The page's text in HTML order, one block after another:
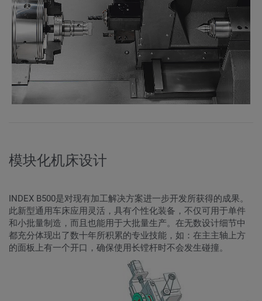
模块化机床设计
INDEX B500是对现有加工解决方案进一步开发所获得的成果。
此新型通用车床应用灵活，具有个性化装备，不仅可用于单件
和小批量制造，而且也能用于大批量生产。在无数设计细节中
都充分体现出了数十年所积累的专业技能，如：在主主轴上方
的面板上有一个开口，确保使用长镗杆时不会发生碰撞。